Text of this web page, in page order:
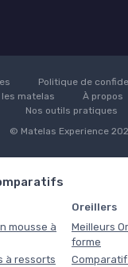
Politique de
matelas
À propos
Nos outils pratiques
© Matelas Experience
mousse à
à ressorts
Oreillers
Meilleurs
forme